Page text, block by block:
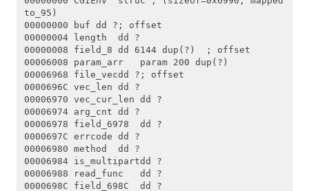
to_95)
00000000 buf dd ?; offset
00000004 length  dd ?
00000008 field_8 dd 6144 dup(?)  ; offset
00006008 param_arr   param 200 dup(?)
00006968 file_vecdd ?; offset
0000696C vec_len dd ?
00006970 vec_cur_len dd ?
00006974 arg_cnt dd ?
00006978 field_6978  dd ?
0000697C errcode dd ?
00006980 method  dd ?
00006984 is_multipartdd ?
00006988 read_func   dd ?
0000698C field_698C  dd ?